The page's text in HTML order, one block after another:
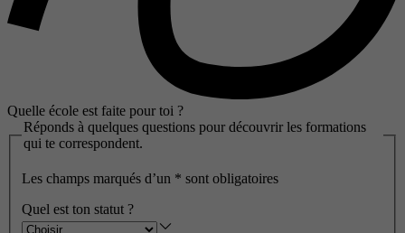
Quelle école est faite pour toi ?
Réponds à quelques questions pour découvrir les formations
qui te correspondent.
Les champs marqués d’un * sont obligatoires
Quel est ton statut ?